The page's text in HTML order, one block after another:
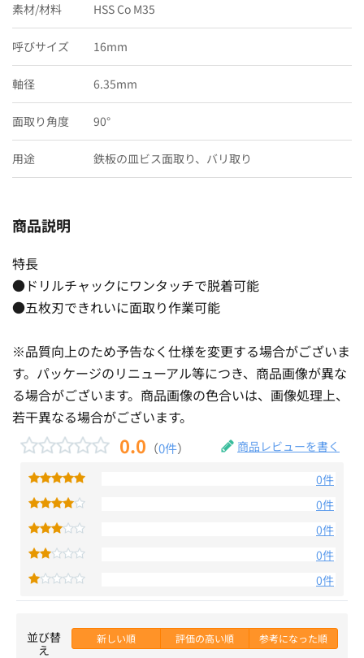
素材/材料 HSS Co M35
呼びサイズ 16mm
軸径 6.35mm
面取り角度 90°
用途 鉄板の皿ビス面取り、バリ取り
商品説明
特長
●ドリルチャックにワンタッチで脱着可能
●五枚刃できれいに面取り作業可能
※品質向上のため予告なく仕様を変更する場合がございま
す。パッケージのリニューアル等につき、商品画像が異な
る場合がございます。商品画像の色合いは、画像処理上、
若干異なる場合がございます。
0.0 （0件） 商品レビューを書く
0件
0件
0件
0件
0件
並び替
え
新しい順 評価の高い順 参考になった順